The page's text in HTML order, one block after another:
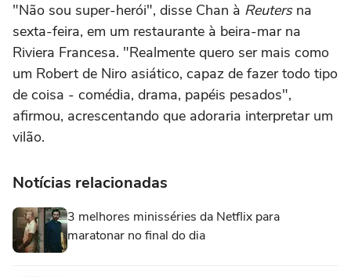
"Não sou super-herói", disse Chan à Reutersna
sexta-feira, em um restaurante à beira-mar na
Riviera Francesa. "Realmente quero ser mais como
um Robert de Niro asiático, capaz de fazer todo tipo
de coisa - comédia, drama, papéis pesados",
afirmou, acrescentando que adoraria interpretar um
vilão.
Notícias relacionadas
3 melhores minisséries da Netflix para
maratonar no final do dia